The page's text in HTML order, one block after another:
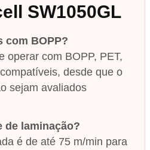
SW1050GL
com BOPP?
operar com BOPP, PET,
desde que o
sejam avaliados
de laminação?
é de até 75 m/min para